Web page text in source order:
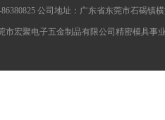
公司地址：广东省东莞市石碣镇
市宏聚电子五金制品有限公司精密模具事